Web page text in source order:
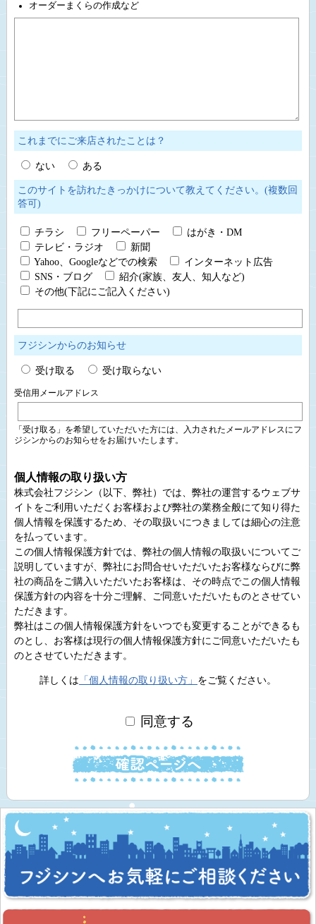
オーダーまくらの作成など
これまでにご来店されたことは？
ない ある
このサイトを訪れたきっかけについて教えてください。(複数回
答可)
チラシ フリーペーパー
はがき・DM
テレビ・ラジオ
新聞
Yahoo、Googleなどでの検索
インターネット広告
SNS・ブログ
紹介(家族、友人、知人など)
その他(下記にご記入ください)
フジシンからのお知らせ
受け取る 受け取らない
受信用メールアドレス
「受け取る」を希望していただいた方には、入力されたメールアドレスにフ
ジシンからのお知らせをお届けいたします。
個人情報の取り扱い方
株式会社フジシン（以下、弊社）では、弊社の運営するウェブサ
イトをご利用いただくお客様および弊社の業務全般にて知り得た
個人情報を保護するため、その取扱いにつきましては細心の注意
を払っています。
この個人情報保護方針では、弊社の個人情報の取扱いについてご
説明していますが、弊社にお問合せいただいたお客様ならびに弊
社の商品をご購入いただいたお客様は、その時点でこの個人情報
保護方針の内容を十分ご理解、ご同意いただいたものとさせてい
ただきます。
弊社はこの個人情報保護方針をいつでも変更することができるも
のとし、お客様は現行の個人情報保護方針にご同意いただいたも
のとさせていただきます。
詳しくは 「個人情報の取り扱い方」 をご覧ください。
同意する